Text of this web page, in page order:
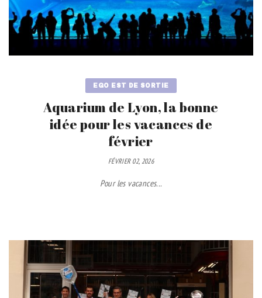
EGO EST DE SORTIE
Aquarium de Lyon, la bonne
idée pour les vacances de
février
FÉVRIER 02, 2026
Pour les vacances...